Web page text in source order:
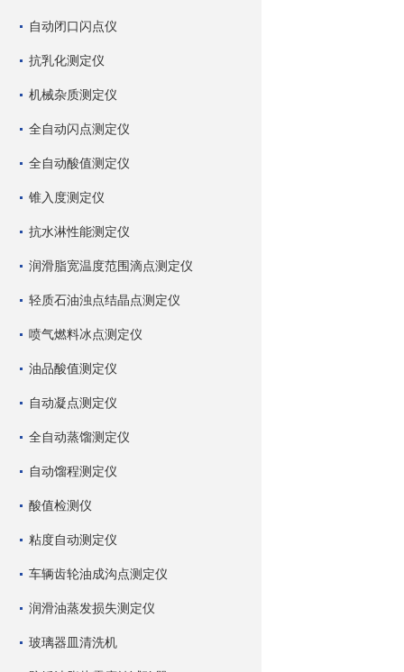
自动闭口闪点仪
抗乳化测定仪
机械杂质测定仪
全自动闪点测定仪
全自动酸值测定仪
锥入度测定仪
抗水淋性能测定仪
润滑脂宽温度范围滴点测定仪
轻质石油浊点结晶点测定仪
喷气燃料冰点测定仪
油品酸值测定仪
自动凝点测定仪
全自动蒸馏测定仪
自动馏程测定仪
酸值检测仪
粘度自动测定仪
车辆齿轮油成沟点测定仪
润滑油蒸发损失测定仪
玻璃器皿清洗机